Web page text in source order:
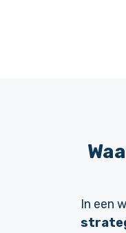
In een